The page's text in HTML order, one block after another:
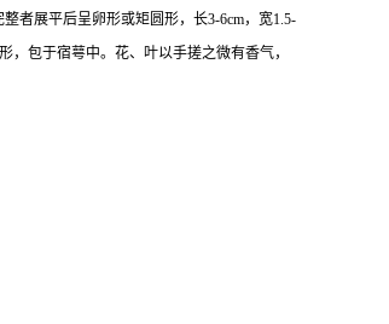
者展平后呈卵形或矩圆形，长3-6cm，宽1.5-
包于宿萼中。花、叶以手搓之微有香气，